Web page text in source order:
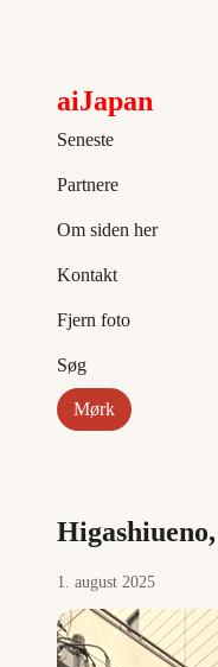
aiJapan
Seneste
Partnere
Om siden her
Kontakt
Fjern foto
Søg
Mørk
1. august 2025